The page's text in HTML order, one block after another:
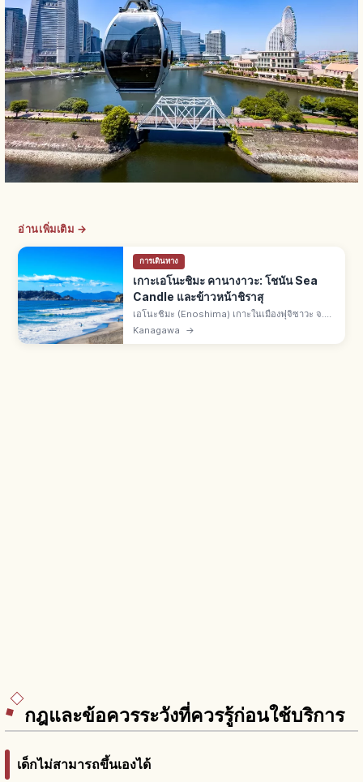
อ่านเพิ่มเติม →
การเดินทาง
เกาะเอโนะชิมะ คานางาวะ: โชนัน Sea
Candle และข้าวหน้าชิราสุ
เอโนะชิมะ (Enoshima) เกาะในเมืองฟุจิซาวะ จ.คา
นางาวะ ตัวแทนย่านโชนัน เดินทางจากโตเกียว
สะดวกแบบไปเช้าเย็นกลับ มีศาลเจ้าเอโนะชิมะ หอ
Kanagawa →
กฎและข้อควรระวังที่ควรรู้ก่อนใช้บริการ
เด็กไม่สามารถขึ้นเองได้